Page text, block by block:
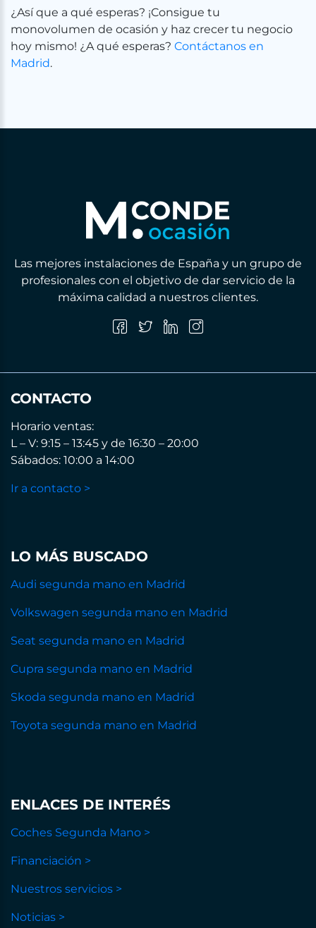
¿Así que a qué esperas? ¡Consigue tu
monovolumen de ocasión y haz crecer tu negocio
hoy mismo! ¿A qué esperas? Contáctanos en
Madrid.
Las mejores instalaciones de España y un grupo de
profesionales con el objetivo de dar servicio de la
máxima calidad a nuestros clientes.
CONTACTO
Horario ventas:
L – V: 9:15 – 13:45 y de 16:30 – 20:00
Sábados: 10:00 a 14:00
Ir a contacto >
LO MÁS BUSCADO
Audi segunda mano en Madrid
Volkswagen segunda mano en Madrid
Seat segunda mano en Madrid
Cupra segunda mano en Madrid
Skoda segunda mano en Madrid
Toyota segunda mano en Madrid
ENLACES DE INTERÉS
Coches Segunda Mano >
Financiación >
Nuestros servicios >
Noticias >